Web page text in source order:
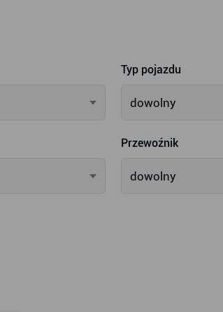
Typ pojazdu
dowolny
Przewoźnik
dowolny